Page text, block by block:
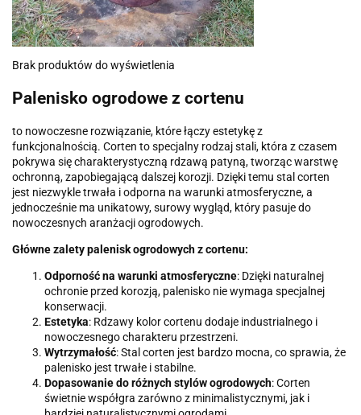
Brak produktów do wyświetlenia
Palenisko ogrodowe z cortenu
to nowoczesne rozwiązanie, które łączy estetykę z
funkcjonalnością. Corten to specjalny rodzaj stali, która z czasem
pokrywa się charakterystyczną rdzawą patyną, tworząc warstwę
ochronną, zapobiegającą dalszej korozji. Dzięki temu stal corten
jest niezwykle trwała i odporna na warunki atmosferyczne, a
jednocześnie ma unikatowy, surowy wygląd, który pasuje do
nowoczesnych aranżacji ogrodowych.
Główne zalety palenisk ogrodowych z cortenu:
Odporność na warunki atmosferyczne: Dzięki naturalnej
ochronie przed korozją, palenisko nie wymaga specjalnej
konserwacji.
Estetyka: Rdzawy kolor cortenu dodaje industrialnego i
nowoczesnego charakteru przestrzeni.
Wytrzymałość: Stal corten jest bardzo mocna, co sprawia, że
palenisko jest trwałe i stabilne.
Dopasowanie do różnych stylów ogrodowych: Corten
świetnie współgra zarówno z minimalistycznymi, jak i